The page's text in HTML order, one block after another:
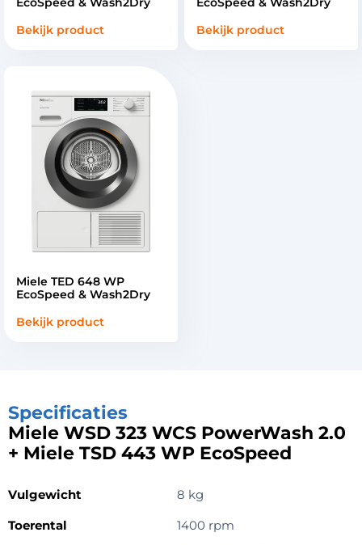
Bekijk product
Bekijk product
Miele TED 648 WP
EcoSpeed & Wash2Dry
Bekijk product
Specificaties
Miele WSD 323 WCS PowerWash 2.0
+ Miele TSD 443 WP EcoSpeed
Vulgewicht
8 kg
Toerental
1400 rpm